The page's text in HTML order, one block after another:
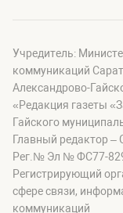
Учредитель:
коммуникаций
Александрово-
«Редакция газеты
Гайского
Главный редактор –
Рег.№ Эл № ФС77-
Регистрирующий
сфере связи,
коммуникаций